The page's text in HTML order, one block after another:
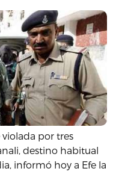
por tres
destino habitual
informó hoy a Efe la